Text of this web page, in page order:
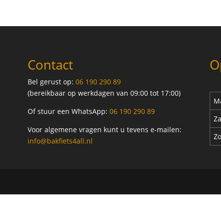
Contact
Bel gerust op: 06 190 290 89
(bereikbaar op werkdagen van 09:00 tot 17:00)
Of stuur een WhatsApp: 06 190 290 89
Voor algemene vragen kunt u tevens e-mailen:
info@bakfiets4all.nl